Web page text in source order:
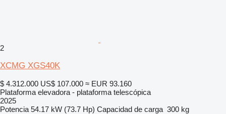
2
XCMG XGS40K
$ 4.312.000 US$ 107.000 ≈ EUR 93.160
Plataforma elevadora - plataforma telescópica
2025
Potencia 54.17 kW (73.7 Hp) Capacidad de carga 300 kg